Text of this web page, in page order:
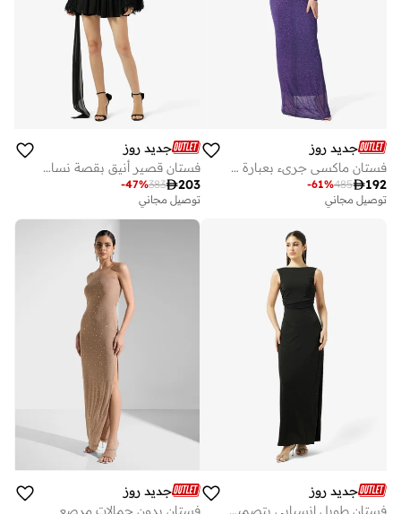
جديد روز
فستان ماكسي جريء بعبارة مميزة
192
485
-61%
توصيل مجاني
جديد روز
فستان قصير أنيق بقصة نسائية
203
383
-47%
توصيل مجاني
جديد روز
فستان طويل انسيابي بتصميم أنيق
جديد روز
فستان بدون حمالات مرصع